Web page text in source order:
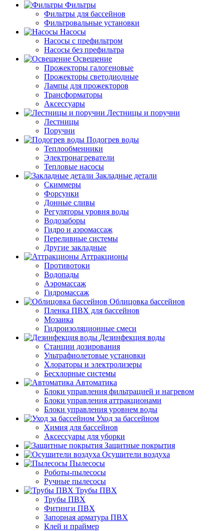
Фильтры
Фильтры для бассейнов
Фильтровальные установки
Насосы
Насосы с префильтром
Насосы без префильтра
Освещение
Прожекторы галогеновые
Прожекторы светодиодные
Лампы для прожекторов
Трансформаторы
Аксессуары
Лестницы и поручни
Лестницы
Поручни
Подогрев воды
Теплообменники
Электронагреватели
Тепловые насосы
Закладные детали
Скиммеры
Форсунки
Донные сливы
Регуляторы уровня воды
Водозаборы
Гидро и аэромассаж
Переливные системы
Другие закладные
Аттракционы
Противотоки
Водопады
Аэромассаж
Гидромассаж
Облицовка бассейнов
Пленка ПВХ для бассейнов
Мозаика
Гидроизоляционные смеси
Дезинфекция воды
Станции дозирования
Ультрафиолетовые установки
Хлораторы и электролизеры
Бесхлорные системы
Автоматика
Блоки управления фильтрацией и нагревом
Блоки управления аттракционами
Блоки управления уровнем воды
Уход за бассейном
Химия для бассейнов
Аксессуары для уборки
Защитные покрытия
Осушители воздуха
Пылесосы
Роботы-пылесосы
Ручные пылесосы
Трубы ПВХ
Трубы ПВХ
Фитинги ПВХ
Запорная арматура ПВХ
Клей и праймер